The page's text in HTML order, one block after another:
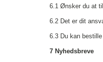
6.1 Ønsker du at
6.2 Det er dit
6.3 Du kan
7 Nyhedsbreve